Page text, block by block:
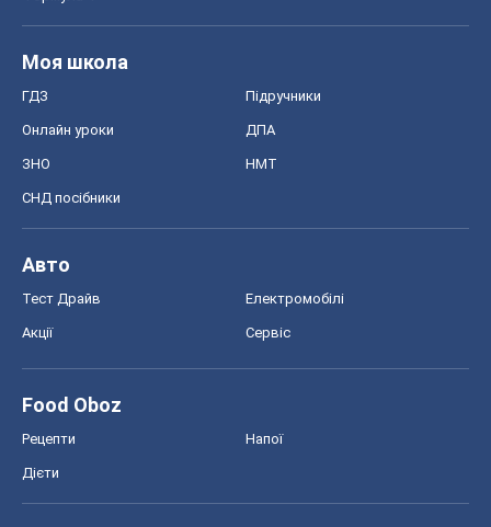
Моя школа
ГДЗ Підручники
Онлайн уроки ДПА
ЗНО НМТ
СНД посібники
Авто
Тест Драйв Електромобілі
Акції Сервіс
Food Oboz
Рецепти Напої
Дієти